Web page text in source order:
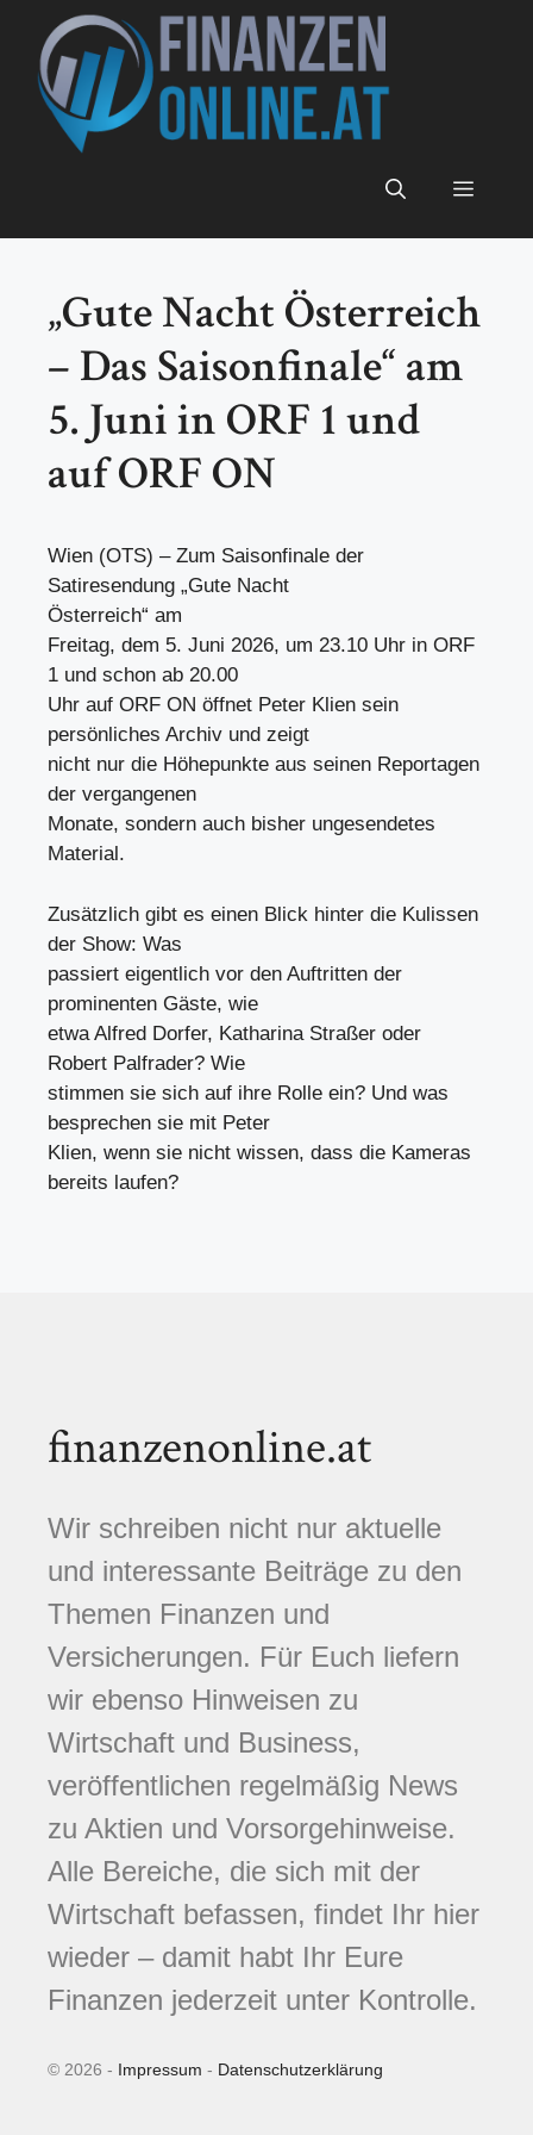
Inhalt
springen
Menü
„Gute Nacht Österreich
– Das Saisonfinale“ am
5. Juni in ORF 1 und
auf ORF ON
Wien (OTS) – Zum Saisonfinale der
Satiresendung „Gute Nacht
Österreich“ am
Freitag, dem 5. Juni 2026, um 23.10 Uhr in ORF
1 und schon ab 20.00
Uhr auf ORF ON öffnet Peter Klien sein
persönliches Archiv und zeigt
nicht nur die Höhepunkte aus seinen Reportagen
der vergangenen
Monate, sondern auch bisher ungesendetes
Material.
Zusätzlich gibt es einen Blick hinter die Kulissen
der Show: Was
passiert eigentlich vor den Auftritten der
prominenten Gäste, wie
etwa Alfred Dorfer, Katharina Straßer oder
Robert Palfrader? Wie
stimmen sie sich auf ihre Rolle ein? Und was
besprechen sie mit Peter
Klien, wenn sie nicht wissen, dass die Kameras
bereits laufen?
finanzenonline.at
Wir schreiben nicht nur aktuelle
und interessante Beiträge zu den
Themen Finanzen und
Versicherungen. Für Euch liefern
wir ebenso Hinweisen zu
Wirtschaft und Business,
veröffentlichen regelmäßig News
zu Aktien und Vorsorgehinweise.
Alle Bereiche, die sich mit der
Wirtschaft befassen, findet Ihr hier
wieder – damit habt Ihr Eure
Finanzen jederzeit unter Kontrolle.
© 2026 - Impressum - Datenschutzerklärung